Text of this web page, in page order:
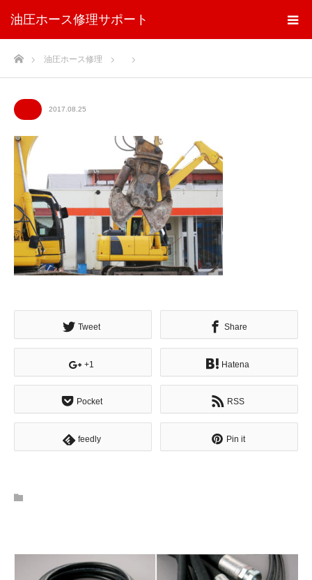
油圧ホース修理サポート
ホーム油圧ホース修理
2017.08.25
Tweet Share
+1 Hatena
Pocket RSS
feedly Pin it